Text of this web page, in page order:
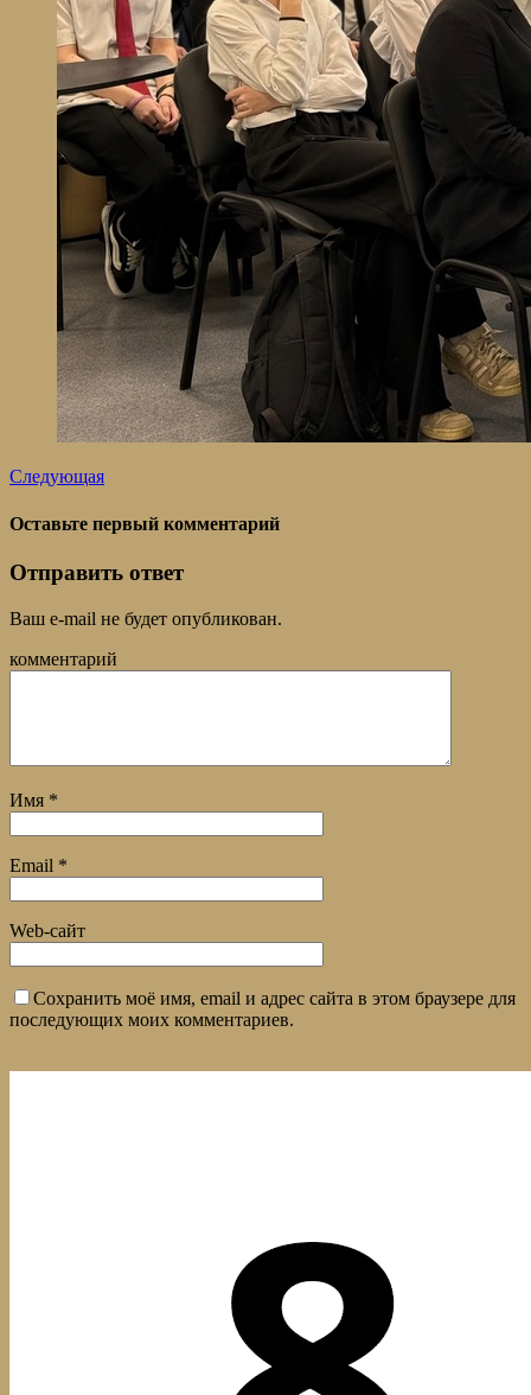
Следующая
Оставьте первый комментарий
Отправить ответ
Ваш e-mail не будет опубликован.
комментарий
Имя *
Email *
Web-сайт
Сохранить моё имя, email и адрес сайта в этом браузере для
последующих моих комментариев.